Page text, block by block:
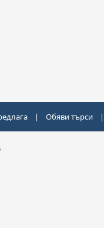
| Обяви търси |